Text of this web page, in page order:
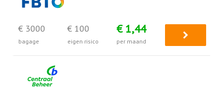
€ 3000
bagage
€ 100
eigen risico
€ 1,44
per maand